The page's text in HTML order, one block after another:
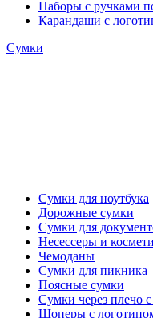
Наборы с ручками
Карандаши с
Сумки
Сумки для ноутбука
Дорожные сумки
Сумки для
Несессеры и
Чемоданы
Сумки для пикника
Поясные сумки
Сумки через плечо
Шоперы с